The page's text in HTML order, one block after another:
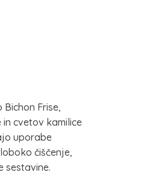
Frise,
in cvetov kamilice
uporabe
čiščenje,
sestavine.